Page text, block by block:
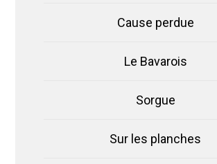
Cause perdue
Le Bavarois
Sorgue
Sur les planches